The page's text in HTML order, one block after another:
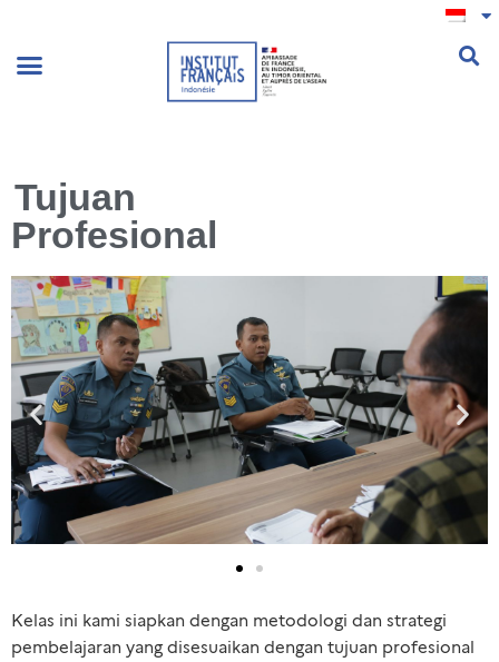
Tujuan
Profesional
Kelas ini kami siapkan dengan metodologi dan strategi
pembelajaran yang disesuaikan dengan tujuan profesional